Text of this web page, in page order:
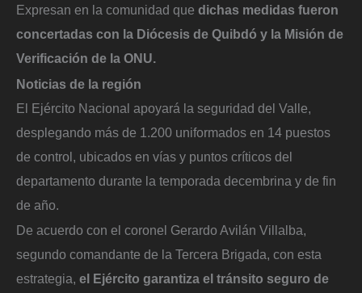
Expresan en la comunidad que dichas medidas fueron
concertadas con la Diócesis de Quibdó y la Misión de
Verificación de la ONU.
Noticias de la región
El Ejército Nacional apoyará la seguridad del Valle,
desplegando más de 1.200 uniformados en 14 puestos
de control, ubicados en vías y puntos críticos del
departamento durante la temporada decembrina y de fin
de año.
De acuerdo con el coronel Gerardo Avilán Villalba,
segundo comandante de la Tercera Brigada, con esta
estrategia, el Ejército garantiza el tránsito seguro de